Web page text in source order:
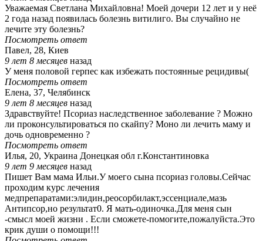
Уважаемая Светлана Михайловна! Моей дочери 12 лет и у неё
2 года назад появилась болезнь витилиго. Вы случайно не
лечите эту болезнь?
Посмотреть ответ
Павел, 28, Киев
9 лет 8 месяцев назад
У меня половой герпес как избежать постоянные рецидивы(
Посмотреть ответ
Елена, 37, Челябинск
9 лет 8 месяцев назад
Здравствуйте! Псориаз наследственное заболевание ? Можно
ли проконсультироваться по скайпу? Моно ли лечить маму и
дочь одновременно ?
Посмотреть ответ
Илья, 20, Украина Донецкая обл г.Константиновка
9 лет 9 месяцев назад
Пишет Вам мама Ильи.У моего сына псориаз головы.Сейчас
проходим курс лечения
медпрепаратами:элидин,реосорбилакт,эссенциале,мазь
Антипсор,но результат0. Я мать-одиночка.Для меня сын
-смысл моей жизни . Если сможете-помогите,пожалуйста.Это
крик души о помощи!!!